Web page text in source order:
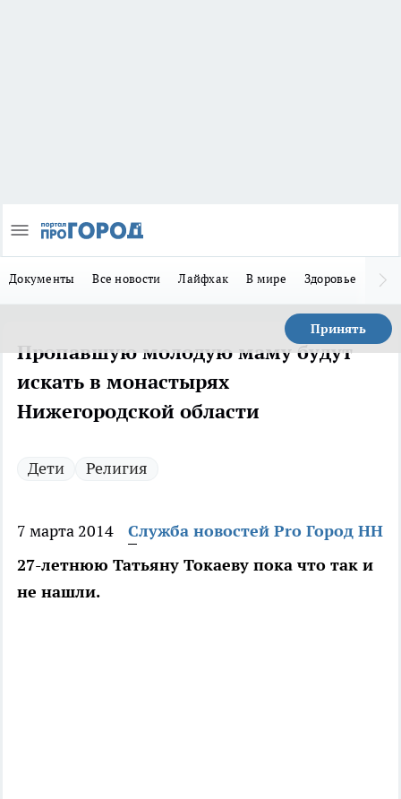
Документы Все новости Лайфхак В мире Здоровье
Принять
Пропавшую молодую маму будут
искать в монастырях
Нижегородской области
Дети Религия
7 марта 2014
Служба новостей Pro Город НН
27-летнюю Татьяну Токаеву пока что так и
не нашли.